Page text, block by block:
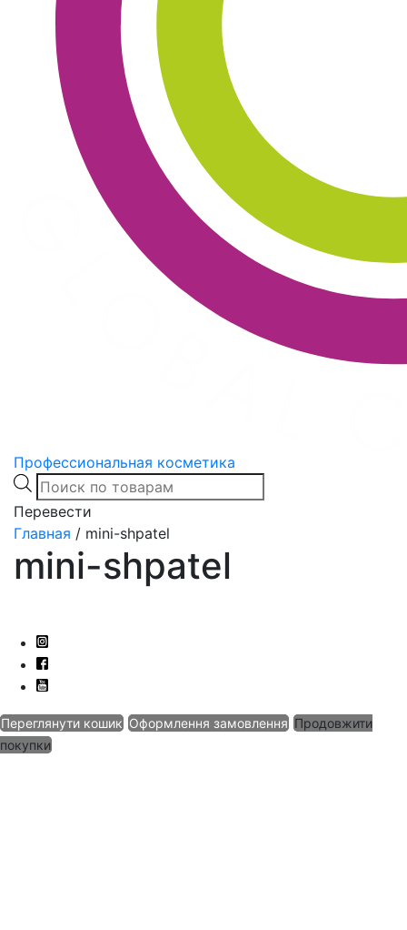
Профессиональная косметика
Products
search
Перевести
Главная / mini-shpatel
mini-shpatel
Переглянути кошик Оформлення замовлення Продовжити
покупки